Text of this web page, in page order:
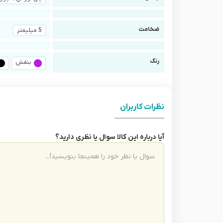
ضخامت 5 میلیمتر
رنگ بنفش
نظرات کاربران
آیا درباره این کالا سوال یا نظری دارید؟